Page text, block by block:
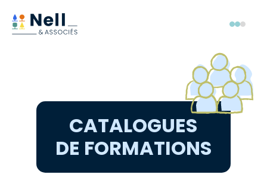
Aller au pied de page
Aller au menu
Aller au contenu
CATALOGUES
DE FORMATIONS